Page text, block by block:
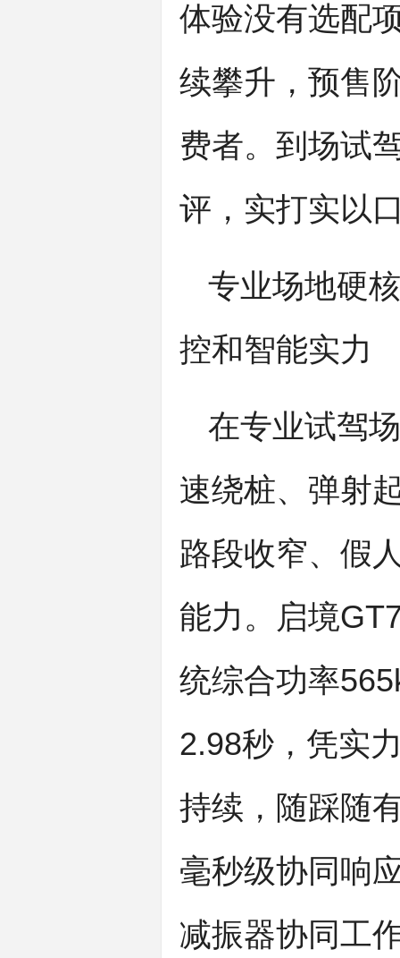
体验没有选配
续攀升，预售
费者。到场试
评，实打实以
专业场地硬
控和智能实力
在专业试驾
速绕桩、弹射
路段收窄、假
能力。启境
统综合功率
2.98秒，凭实
持续，随踩随
毫秒级协同响
减振器协同工